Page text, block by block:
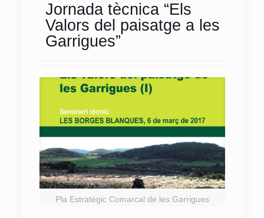
Jornada tècnica “Els
Valors del paisatge a les
Garrigues”
Pla Estratègic Comarcal de les Garrigues